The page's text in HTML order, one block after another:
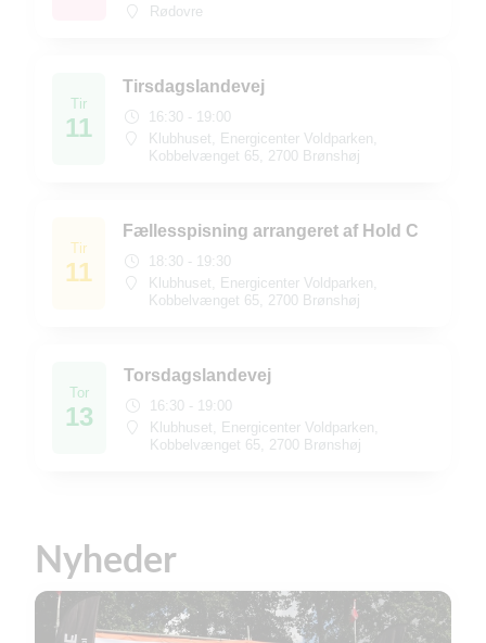
Rødovre
Tir
11
Tirsdagslandevej
16:30 - 19:00
Klubhuset, Energicenter Voldparken,
Kobbelvænget 65, 2700 Brønshøj
Tir
11
Fællesspisning arrangeret af Hold C
18:30 - 19:30
Klubhuset, Energicenter Voldparken,
Kobbelvænget 65, 2700 Brønshøj
Tor
13
Torsdagslandevej
16:30 - 19:00
Klubhuset, Energicenter Voldparken,
Kobbelvænget 65, 2700 Brønshøj
Nyheder